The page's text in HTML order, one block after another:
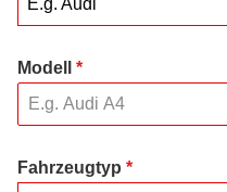
Modell *
Fahrzeugtyp *